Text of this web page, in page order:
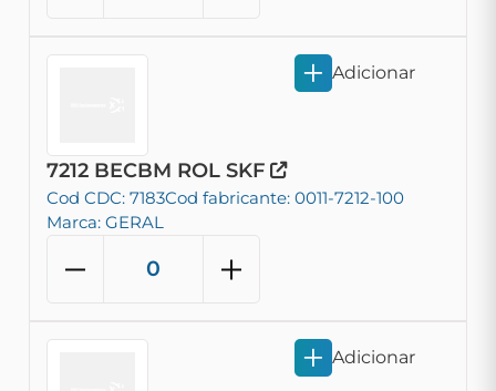
7212 BECBM ROL SKF
Cod CDC: 7183Cod fabricante: 0011-7212-100
Marca: GERAL
Adicionar
Adicionar